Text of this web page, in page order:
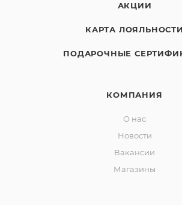
АКЦИИ
КАРТА ЛОЯЛЬНОСТИ
ПОДАРОЧНЫЕ
КОМПАНИЯ
О нас
Новости
Вакансии
Магазины